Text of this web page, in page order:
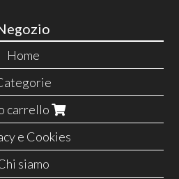
Home
carrello
e Cookies
siamo